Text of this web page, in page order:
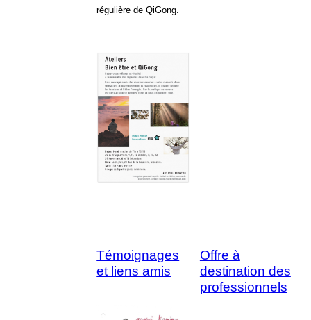
régulière de QiGong.
Témoignages
et liens amis
Offre à
destination des
professionnels